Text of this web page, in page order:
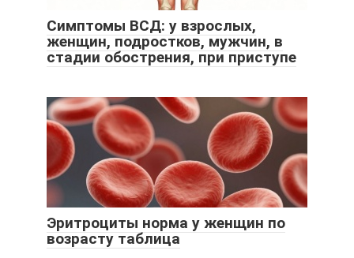
Симптомы ВСД: у взрослых,
женщин, подростков, мужчин, в
стадии обострения, при приступе
Эритроциты норма у женщин по
возрасту таблица